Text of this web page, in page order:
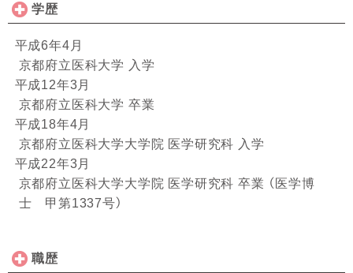
学歴
平成6年4月
京都府立医科大学 入学
平成12年3月
京都府立医科大学 卒業
平成18年4月
京都府立医科大学大学院 医学研究科 入学
平成22年3月
京都府立医科大学大学院 医学研究科 卒業 （医学博
士 甲第1337号）
職歴